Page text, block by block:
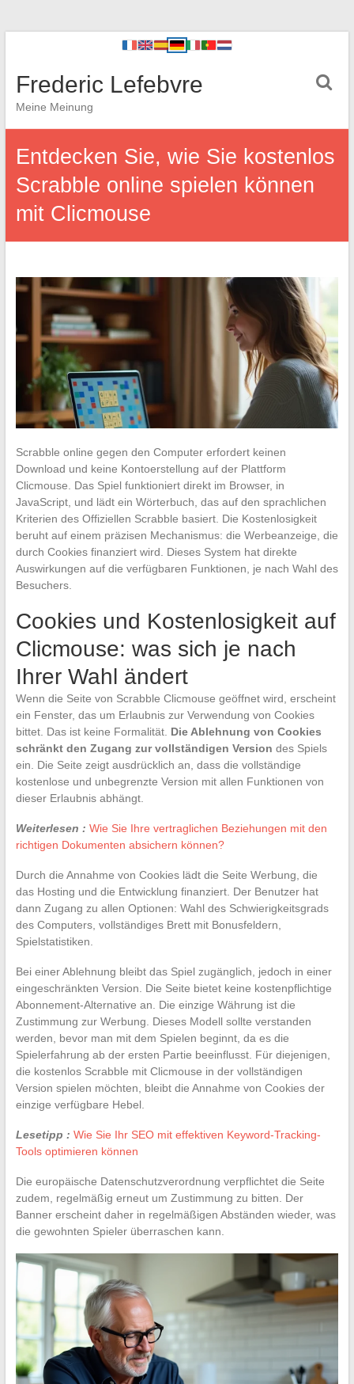
Frederic Lefebvre
Meine Meinung
Entdecken Sie, wie Sie kostenlos
Scrabble online spielen können
mit Clicmouse
Scrabble online gegen den Computer erfordert keinen
Download und keine Kontoerstellung auf der Plattform
Clicmouse. Das Spiel funktioniert direkt im Browser, in
JavaScript, und lädt ein Wörterbuch, das auf den sprachlichen
Kriterien des Offiziellen Scrabble basiert. Die Kostenlosigkeit
beruht auf einem präzisen Mechanismus: die Werbeanzeige, die
durch Cookies finanziert wird. Dieses System hat direkte
Auswirkungen auf die verfügbaren Funktionen, je nach Wahl des
Besuchers.
Cookies und Kostenlosigkeit auf
Clicmouse: was sich je nach
Ihrer Wahl ändert
Wenn die Seite von Scrabble Clicmouse geöffnet wird, erscheint
ein Fenster, das um Erlaubnis zur Verwendung von Cookies
bittet. Das ist keine Formalität. Die Ablehnung von Cookies
schränkt den Zugang zur vollständigen Version des Spiels
ein. Die Seite zeigt ausdrücklich an, dass die vollständige
kostenlose und unbegrenzte Version mit allen Funktionen von
dieser Erlaubnis abhängt.
Weiterlesen : Wie Sie Ihre vertraglichen Beziehungen mit den
richtigen Dokumenten absichern können?
Durch die Annahme von Cookies lädt die Seite Werbung, die
das Hosting und die Entwicklung finanziert. Der Benutzer hat
dann Zugang zu allen Optionen: Wahl des Schwierigkeitsgrads
des Computers, vollständiges Brett mit Bonusfeldern,
Spielstatistiken.
Bei einer Ablehnung bleibt das Spiel zugänglich, jedoch in einer
eingeschränkten Version. Die Seite bietet keine kostenpflichtige
Abonnement-Alternative an. Die einzige Währung ist die
Zustimmung zur Werbung. Dieses Modell sollte verstanden
werden, bevor man mit dem Spielen beginnt, da es die
Spielerfahrung ab der ersten Partie beeinflusst. Für diejenigen,
die kostenlos Scrabble mit Clicmouse in der vollständigen
Version spielen möchten, bleibt die Annahme von Cookies der
einzige verfügbare Hebel.
Lesetipp : Wie Sie Ihr SEO mit effektiven Keyword-Tracking-
Tools optimieren können
Die europäische Datenschutzverordnung verpflichtet die Seite
zudem, regelmäßig erneut um Zustimmung zu bitten. Der
Banner erscheint daher in regelmäßigen Abständen wieder, was
die gewohnten Spieler überraschen kann.